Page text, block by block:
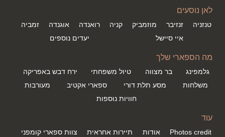
לאן נוסעים
טנזניה זנזיבר מוזמביק קניה רואנדה אוגנדה
זמביה
איי סיישל
יעדים נוספים
מה הספארי שלך
גלמפינג בר מצווה טיול משפחתי
ירח דבש באפריקה
משלחות
מסע תלת דורי ספארי אקטיב
מעורבות
חוויות נוספות
עוד
Photos credit אודות תיירות אחראית
צוות ספארי קומפני